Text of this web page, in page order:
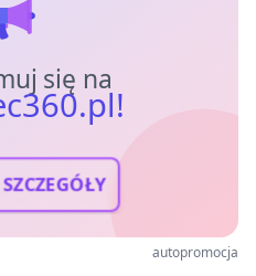
się na
autopromocja